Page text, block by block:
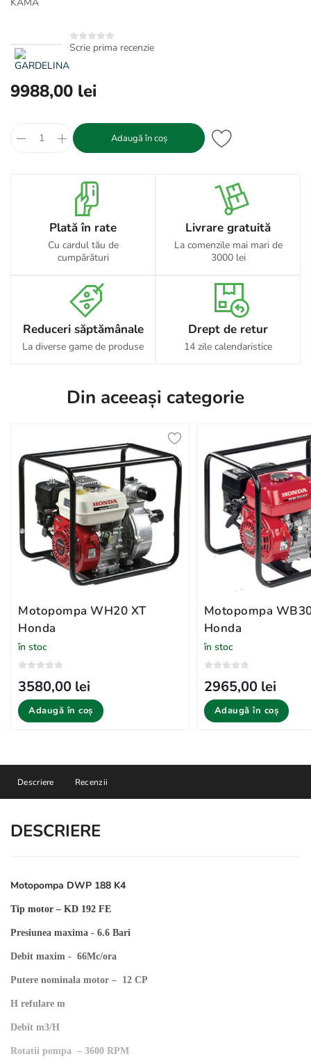
Scrie prima recenzie
9988,00 lei
Adaugă în coș
Plată în rate
Cu cardul tău de
cumpărături
Livrare gratuită
La comenzile mai mari de
3000 lei
Reduceri săptămânale
La diverse game de produse
Drept de retur
14 zile calendaristice
Din aceeași categorie
Motopompa WH20 XT
Honda
în stoc
3580,00 lei
Adaugă în coș
Motopompa
Honda
în stoc
2965,00 lei
Adaugă în coș
Descriere Recenzii
DESCRIERE
Motopompa DWP 188 K4
Tip motor – KD 192 FE
Presiunea maxima - 6.6 Bari
Debit maxim - 66Mc/ora
Putere nominala motor – 12 CP
H refulare m
Debit m3/H
Rotatii pompa – 3600 RPM